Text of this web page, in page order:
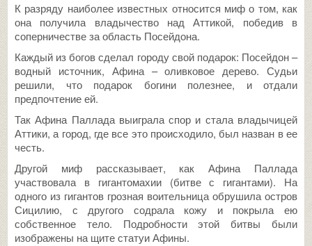
К разряду наиболее известных относится миф о том, как
она получила владычество над Аттикой, победив в
соперничестве за область Посейдона.
Каждый из богов сделал городу свой подарок: Посейдон –
водный источник, Афина – оливковое дерево. Судьи
решили, что подарок богини полезнее, и отдали
предпочтение ей.
Так Афина Паллада выиграла спор и стала владычицей
Аттики, а город, где все это происходило, был назван в ее
честь.
Другой миф рассказывает, как Афина Паллада
участвовала в гигантомахии (битве с гигантами). На
одного из гигантов грозная воительница обрушила остров
Сицилию, с другого содрала кожу и покрыла ею
собственное тело. Подробности этой битвы были
изображены на щите статуи Афины.